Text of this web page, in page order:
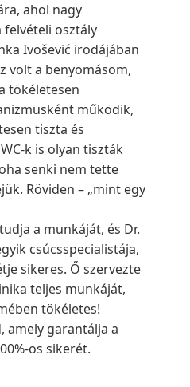
ahol nagy
felvételi osztály
Ivošević irodájában
volt a benyomásom,
tökéletesen
működik,
tiszta és
k is olyan tiszták
senki nem tette
Röviden – „mint egy
a munkáját, és Dr.
csúcsspecialistája,
sikeres. Ő szervezte
teljes munkáját,
tökéletes!
amely garantálja a
os sikerét.